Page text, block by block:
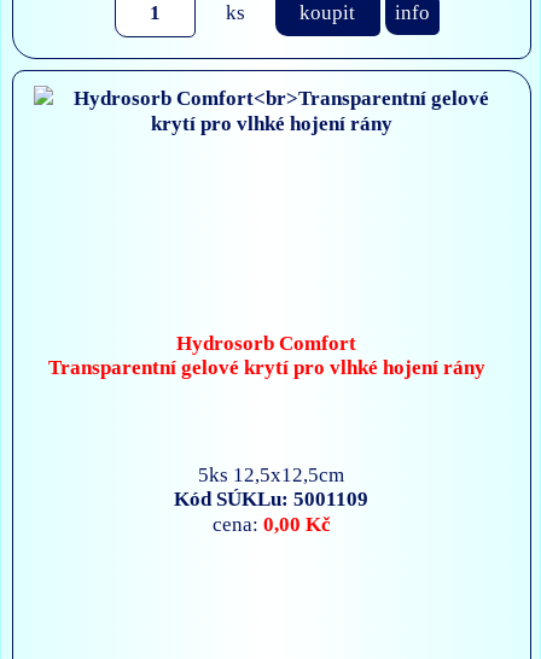
ks koupit info
Hydrosorb Comfort
Transparentní gelové krytí pro vlhké hojení rány
5ks 12,5x12,5cm
Kód SÚKLu: 5001109
cena: 0,00 Kč